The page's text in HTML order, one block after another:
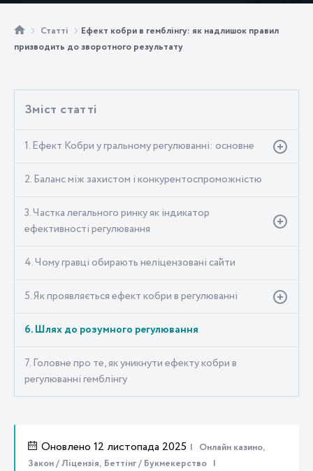
Статті
Ефект кобри в гемблінгу: як надлишок правил
призводить до зворотного результату
Зміст статті
1. Ефект Кобри у гральному регулюванні: основне
2. Баланс між захистом і конкурентоспроможністю
3. Частка легального ринку як індикатор
ефективності регулювання
4. Чому гравці обирають неліцензовані сайти
5. Як проявляється ефект кобри в регулюванні
6. Шлях до розумного регулювання
7. Головне про те, як уникнути ефекту кобри в
регулюванні гемблінгу
Оновлено 12 листопада 2025
Онлайн казино,
Закон / Ліцензія, Беттінг / Букмекерство